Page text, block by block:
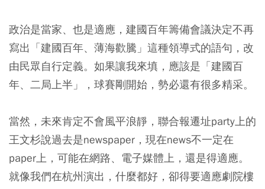
政治是當家、也是適應，建國百年籌備會議決定不再
寫出「建國百年、薄海歡騰」這種領導式的語句，改
由民眾自行定義。如果讓我來填，應該是「建國百
年、二局上半」，球賽剛開始，勢必還有很多精采。
當然，未來肯定不會風平浪靜，聯合報遷址party上的
王文杉說過去是newspaper，現在news不一定在
paper上，可能在網路、電子媒體上，還是得適應。
就像我們在杭州演出，什麼都好，卻得要適應劇院樓